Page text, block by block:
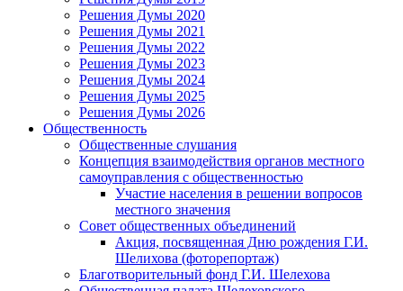
Решения Думы 2020
Решения Думы 2021
Решения Думы 2022
Решения Думы 2023
Решения Думы 2024
Решения Думы 2025
Решения Думы 2026
Общественность
Общественные слушания
Концепция взаимодействия органов местного
самоуправления с общественностью
Участие населения в решении вопросов
местного значения
Совет общественных объединений
Акция, посвященная Дню рождения Г.И.
Шелихова (фоторепортаж)
Благотворительный фонд Г.И. Шелехова